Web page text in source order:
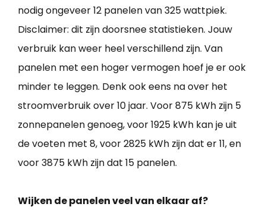
nodig ongeveer 12 panelen van 325 wattpiek.
Disclaimer: dit zijn doorsnee statistieken. Jouw
verbruik kan weer heel verschillend zijn. Van
panelen met een hoger vermogen hoef je er ook
minder te leggen. Denk ook eens na over het
stroomverbruik over 10 jaar. Voor 875 kWh zijn 5
zonnepanelen genoeg, voor 1925 kWh kan je uit
de voeten met 8, voor 2825 kWh zijn dat er 11, en
voor 3875 kWh zijn dat 15 panelen.
Wijken de panelen veel van elkaar af?